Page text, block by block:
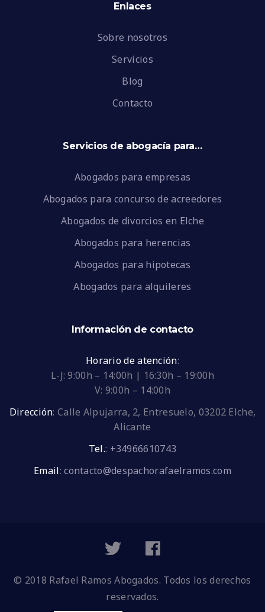
Enlaces
Sobre nosotros
Servicios
Blog
Contacto
Servicios de abogacía para…
Abogados para empresas
Abogados para concurso de acreedores
Abogados de divorcios en Elche
Abogados para herencias
Abogados para hipotecas
Abogados para alquileres
Información de contacto
Horario de atención:
L-J: 9:00h – 14:00h | 16:30h – 19:00h
V: 9:00h – 14:00h
Dirección:Calle Alpujarra, 2, Entresuelo, 03202 Elche,
Alicante
Tel.: +34966610743
Email:contacto@despachorafaelramos.com
© 2018 Rafael Ramos Abogados. Todos los derechos
reservados.